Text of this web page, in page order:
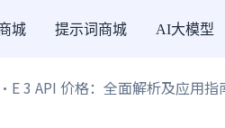
城 提示词商城 AI大模型
3 API 价格：全面解析及应用指